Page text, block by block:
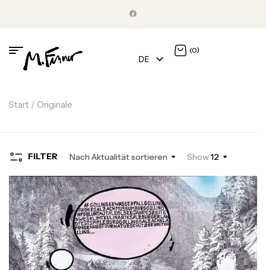
DE
(0)
Start / Originale
FILTER Nach Aktualität sortieren Show12